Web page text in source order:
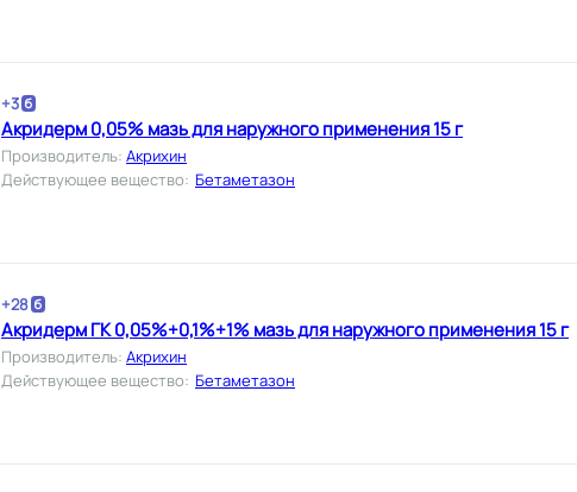
+3
Акридерм 0,05% мазь для наружного применения 15 г
Производитель: Акрихин
Действующее вещество: Бетаметазон
+28
Акридерм ГК 0,05%+0,1%+1% мазь для наружного применения 15 г
Производитель: Акрихин
Действующее вещество: Бетаметазон